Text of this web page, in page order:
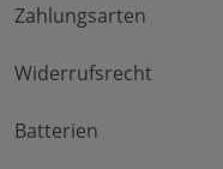
Zahlungsarten
Widerrufsrecht
Batterien